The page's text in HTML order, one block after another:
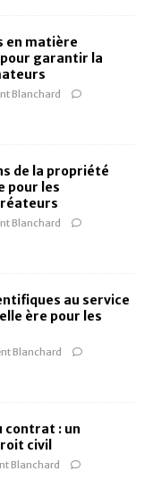
en matière
garantir la
Blanchard
de la propriété
pour les
Blanchard
au service
ère pour les
Blanchard
contrat : un
civil
Blanchard